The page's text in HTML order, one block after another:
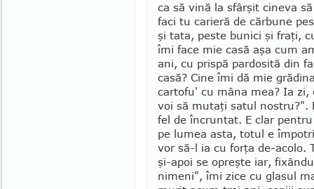
ca să vină la sfârşit cineva
faci tu ca­rieră de cărbune
şi tata, peste bunici şi fraţi,
îmi face mie casă aşa cum
ani, cu prispă pardosită din
casă? Cine îmi dă mie
cartofu' cu mâna mea? Ia
voi să mutaţi satul nostru?".
fel de încruntat. E clar
pe lumea asta, totul e
vor să-l ia cu forţa de-acolo.
şi-apoi se opreşte iar,
ni­meni", îmi zice cu glasul